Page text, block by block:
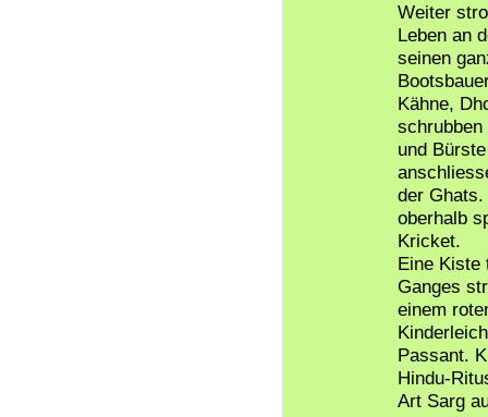
Weiter
Leben an
seinen
Kähne,
und
der
oberhalb
Kricket.
Eine Kiste
Ganges
einem
Passant.
Hindu-
Art Sarg